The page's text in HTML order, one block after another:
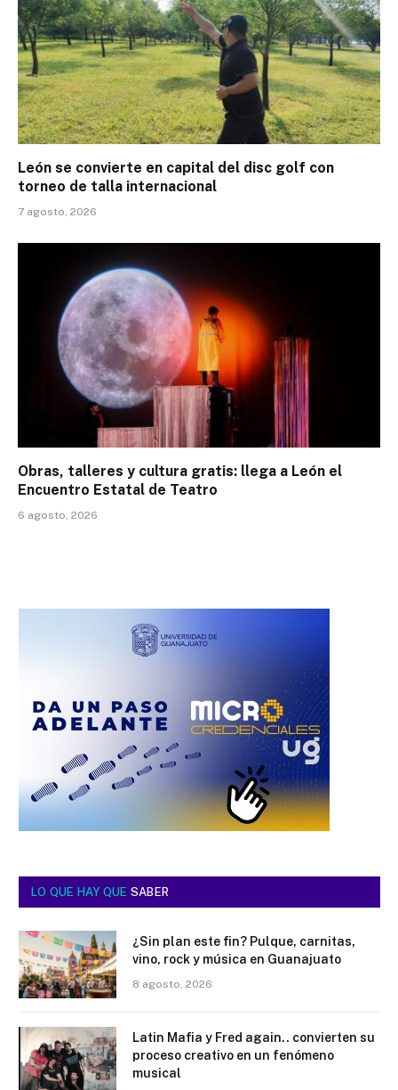
León se convierte en capital del disc golf con
torneo de talla internacional
7 agosto, 2026
Obras, talleres y cultura gratis: llega a León el
Encuentro Estatal de Teatro
6 agosto, 2026
LO QUE HAY QUE SABER
¿Sin plan este fin? Pulque, carnitas,
vino, rock y música en Guanajuato
8 agosto, 2026
Latin Mafia y Fred again.. convierten su
proceso creativo en un fenómeno
musical